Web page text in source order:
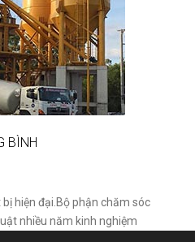
BÌNH
hiện đại.Bộ phận chăm sóc
nhiều năm kinh nghiệm